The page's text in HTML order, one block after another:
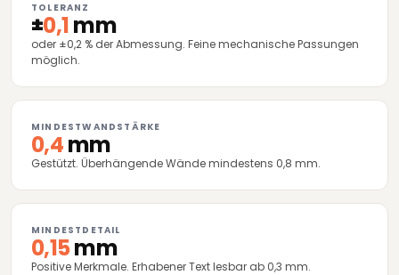
TOLERANZ
±0,1mm
oder ±0,2 % der Abmessung. Feine mechanische Passungen
möglich.
MINDESTWANDSTÄRKE
0,4mm
Gestützt. Überhängende Wände mindestens 0,8 mm.
MINDESTDETAIL
0,15mm
Positive Merkmale. Erhabener Text lesbar ab 0,3 mm.